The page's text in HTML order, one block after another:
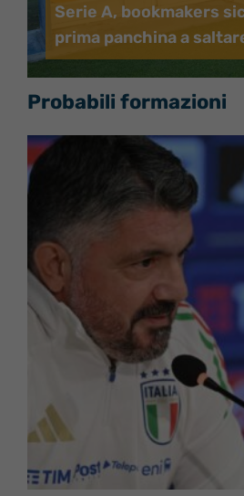
Serie A, bookmakers
prima panchina a
Probabili formazioni